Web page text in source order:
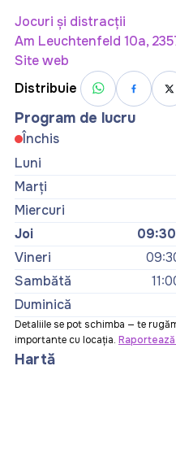
Jocuri și distracții
Am Leuchtenfeld 10a,
Site web
Distribuie
Program de lucru
Închis
Luni
Marți
Miercuri
Joi
Vineri
Sambătă
Duminică
Detaliile se pot schimba — te
importante cu locația.
Hartă